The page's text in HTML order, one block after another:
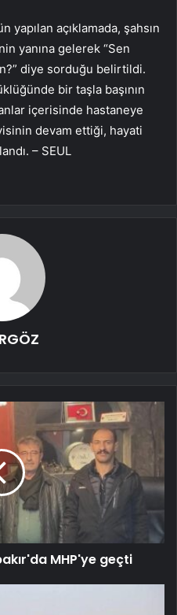
yapılan açıklamada, şahsın
yanına gelerek “Sen
diye sorduğu belirtildi.
bir taşla başının
içerisinde hastaneye
devam ettiği, hayati
– SEUL
MHP'ye geçti